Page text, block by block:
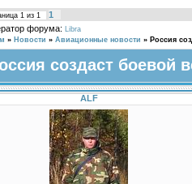
1 из 1
1
форума: Libra
» Новости » Авиационные новости » Россия
создаст боевой
ALF